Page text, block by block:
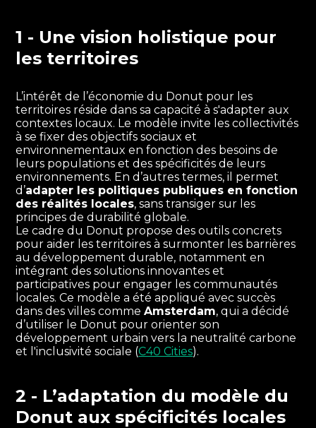
1 - Une vision holistique pour
les territoires
L’intérêt de l’économie du Donut pour les
territoires réside dans sa capacité à s'adapter aux
contextes locaux. Le modèle invite les collectivités
à se fixer des objectifs sociaux et
environnementaux en fonction des besoins de
leurs populations et des spécificités de leurs
environnements. En d’autres termes, il permet
d’adapter les politiques publiques en fonction
des réalités locales, sans transiger sur les
principes de durabilité globale.
Le cadre du Donut propose des outils concrets
pour aider les territoires à surmonter les barrières
au développement durable, notamment en
intégrant des solutions innovantes et
participatives pour engager les communautés
locales. Ce modèle a été appliqué avec succès
dans des villes commeAmsterdam, qui a décidé
d’utiliser le Donut pour orienter son
développement urbain vers la neutralité carbone
et l'inclusivité sociale (C40 Cities).
2 - L’adaptation du modèle du
Donut aux spécificités locales